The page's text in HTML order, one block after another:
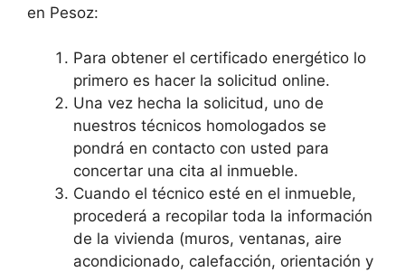
en Pesoz:
Para obtener el certificado energético lo
primero es hacer la solicitud online.
Una vez hecha la solicitud, uno de
nuestros técnicos homologados se
pondrá en contacto con usted para
concertar una cita al inmueble.
Cuando el técnico esté en el inmueble,
procederá a recopilar toda la información
de la vivienda (muros, ventanas, aire
acondicionado, calefacción, orientación y